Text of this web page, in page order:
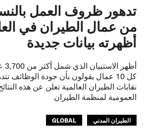
من عمال الطيران في
أظهرته بيانات جديدة
كل 10 عمال يقولون بأن جودة الوظائف
نقابات الطيران العالمية تعلن عن هذه
العمومية لمنظمة الطيران
الطيران المدني GLOBAL